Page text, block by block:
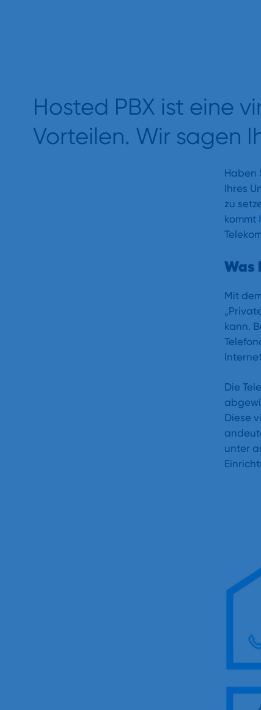
Hosted PBX ist eine
Vorteilen. Wir sagen
Haben
Ihres
zu
kommt
Was
Mit
kann.
Die
Diese
unter